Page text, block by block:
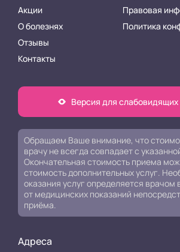
Акции
О болезнях
Отзывы
Контакты
Правовая
Политика
Версия для слабовидящих
Обращаем Ваше внимание, что
врачу не всегда совпадает с
Окончательная стоимость приема
стоимость дополнительных услуг.
оказания услуг определяется врачом
от медицинских показаний
приёма.
Адреса